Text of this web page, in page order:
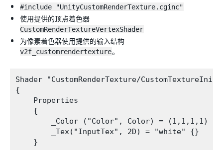
#include "UnityCustomRenderTexture.cginc"
使用提供的顶点着色器
CustomRenderTextureVertexShader
为像素着色器使用提供的输入结构
v2f_customrendertexture。
Shader "CustomRenderTexture/CustomTextureInit"
{
    Properties
    {
        _Color ("Color", Color) = (1,1,1,1)
        _Tex("InputTex", 2D) = "white" {}
    }